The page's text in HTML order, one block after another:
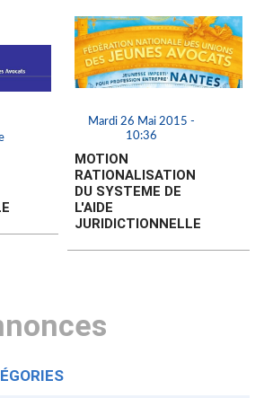
Mardi 26 Mai 2015 -
10:36
MOTION
RATIONALISATION
DU SYSTEME DE
L'AIDE
JURIDICTIONNELLE